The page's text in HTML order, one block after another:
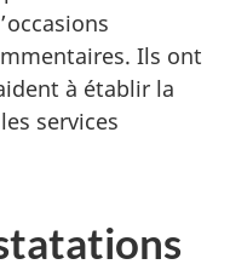
Ils ont
à établir la
services